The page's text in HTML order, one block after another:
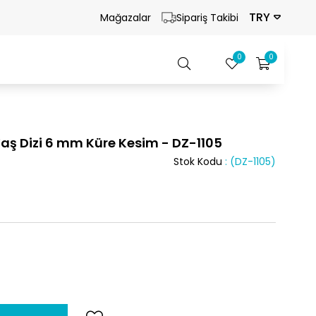
Mağazalar Sipariş Takibi TRY
0
0
Dizi 6 mm Küre Kesim - DZ-1105
(DZ-1105)
Stok Kodu